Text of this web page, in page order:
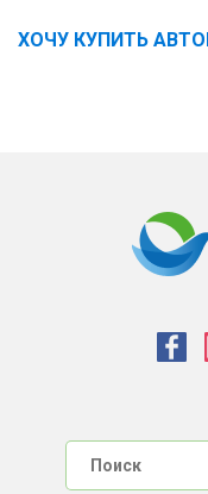
ХОЧУ КУПИТЬ